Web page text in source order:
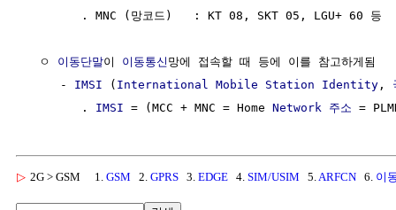
        . MNC (망코드)   : KT 08, SKT 05, LGU+ 60 등
  ㅇ
이동단말이 이동통신 망에 접속할 때 등에 이를 참고하게
     -
IMSI ( International Mobile Station Identity ,
        .
IMSI = (MCC + MNC = Home Network 주소 =
▷ 2G > GSM 1. GSM 2. GPRS 3. EDGE 4. SIM/USIM 5. ARFCN 6. 이